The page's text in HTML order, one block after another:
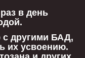
в день
с другими БАД,
их усвоению.